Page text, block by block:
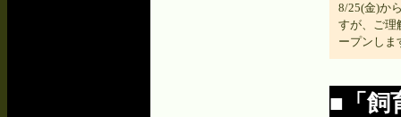
8/25(金)か
すが、ご理
ープンしま
■「飼